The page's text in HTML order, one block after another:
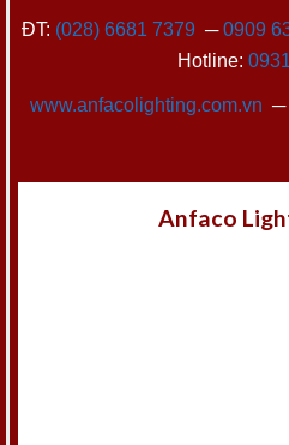
ĐT: (028) 6681 7379 ─0909
Hotline:
www.anfacolighting.com.vn ─
Anfaco